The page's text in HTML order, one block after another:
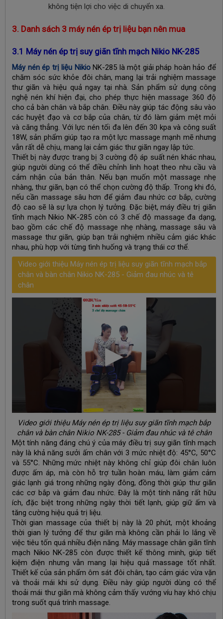
không tiện lợi cho việc di chuyển xa.
3. Danh sách 3 máy nén ép trị liệu bạn nên mua
3.1 Máy nén ép trị suy giãn tĩnh mạch Nikio NK-285
Máy nén ép trị liệu NikioNK-285 là một giải pháp hoàn hảo để
chăm sóc sức khỏe đôi chân, mang lại trải nghiệm massage
thư giãn và hiệu quả ngay tại nhà. Sản phẩm sử dụng công
nghệ nén khí hiện đại, cho phép thực hiện massage 360 độ
cho cả bàn chân và bắp chân. Điều này giúp tác động sâu vào
các huyệt đạo và cơ bắp của chân, từ đó làm giảm mệt mỏi
và căng thẳng. Với lực nén tối đa lên đến 30 kpa và công suất
18W, sản phẩm giúp tạo ra một lực massage mạnh mẽ nhưng
vẫn rất dễ chịu, mang lại cảm giác thư giãn ngay lập tức.
Thiết bị này được trang bị 3 cường độ áp suất nén khác nhau,
giúp người dùng có thể điều chỉnh linh hoạt theo nhu cầu và
cảm nhận của bản thân. Nếu bạn muốn một massage nhẹ
nhàng, thư giãn, bạn có thể chọn cường độ thấp. Trong khi đó,
nếu cần massage sâu hơn để giảm đau nhức cơ bắp, cường
độ cao sẽ là sự lựa chọn lý tưởng. Đặc biệt, máy điều trị giãn
tĩnh mạch Nikio NK-285 còn có 3 chế độ massage đa dạng,
bao gồm các chế độ massage nhẹ nhàng, massage sâu và
massage thư giãn, giúp bạn trải nghiệm nhiều cảm giác khác
nhau, phù hợp với từng tình huống và trạng thái cơ thể.
Video giới thiệu Máy nén ép trị liệu suy giãn tĩnh mạch bắp
chân và bàn chân Nikio NK-285 - Giảm đau nhúc và tê
chân
Video giới thiệu Máy nén ép trị liệu suy giãn tĩnh mạch bắp
chân và bàn chân Nikio NK-285 - Giảm đau nhúc và tê chân
Một tính năng đáng chú ý của máy điều trị suy giãn tĩnh mạch
này là khả năng sưởi ấm chân với 3 mức nhiệt độ: 45°C, 50°C
và 55°C. Những mức nhiệt này không chỉ giúp đôi chân luôn
được ấm áp, mà còn hỗ trợ tuần hoàn máu, làm giảm cảm
giác lạnh giá trong những ngày đông, đồng thời giúp thư giãn
các cơ bắp và giảm đau nhức. Đây là một tính năng rất hữu
ích, đặc biệt trong những ngày thời tiết lạnh, giúp giữ ấm và
tăng cường hiệu quả trị liệu.
Thời gian massage của thiết bị này là 20 phút, một khoảng
thời gian lý tưởng để thư giãn mà không cần phải lo lắng về
việc tiêu tốn quá nhiều điện năng. Máy massage chân giãn tĩnh
mạch Nikio NK-285 còn được thiết kế thông minh, giúp tiết
kiệm điện nhưng vẫn mang lại hiệu quả massage tốt nhất.
Thiết kế của sản phẩm ôm sát đôi chân, tạo cảm giác vừa vặn
và thoải mái khi sử dụng. Điều này giúp người dùng có thể
thoải mái thư giãn mà không cảm thấy vướng víu hay khó chịu
trong suốt quá trình massage.